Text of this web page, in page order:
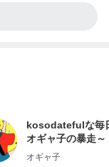
kosodatefulな毎
オギャ子の暴走～
オギャ子